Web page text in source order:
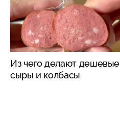
Из чего делают дешевые
сыры и колбасы